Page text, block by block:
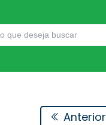
Anterior